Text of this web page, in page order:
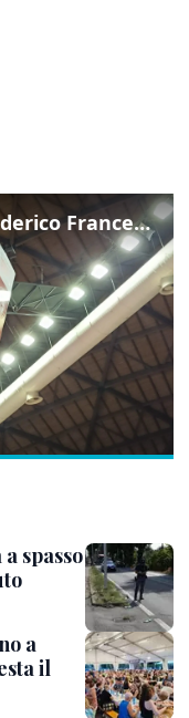
I messaggi di affetto per Federico Franceschin: così il mondo del basket gli è stato accanto fino all’ultimo
spasso
a
il